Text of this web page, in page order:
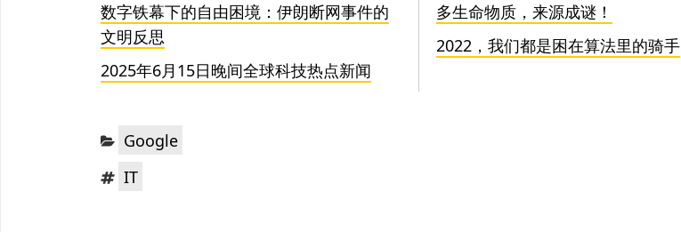
数字铁幕下的自由困境：伊朗断网事件的
文明反思
2025年6月15日晚间全球科技热点新闻
多生命物质，来源成谜！
2022，我们都是困在算法里的骑手
分 Google
标 IT